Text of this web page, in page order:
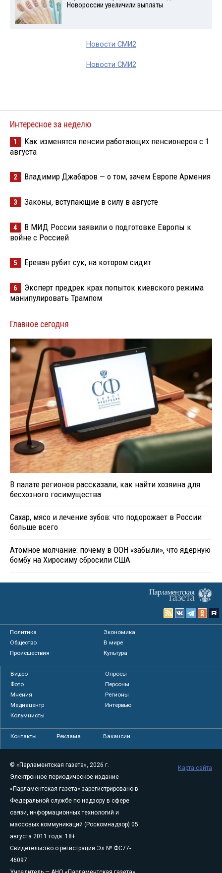
Новороссии увеличили выплаты
Новости СМИ2
Новости СМИ2
Интересное за неделю
1
Как изменятся пенсии работающих пенсионеров с 1
августа
2 Владимир Джабаров — о том, зачем Европе Армения
3 Законы, вступающие в силу в августе
4
В МИД России заявили о подготовке Европы к
войне с Россией
5 Ереван рубит сук, на котором сидит
6
Эксперт предрек крах попыток киевского режима
манипулировать Трампом
Главное сегодня
В палате регионов рассказали, как найти хозяина для
бесхозного госимущества
Сахар, мясо и лечение зубов: что подорожает в России
больше всего
Атомное молчание: почему в ООН «забыли», что ядерную
бомбу на Хиросиму сбросили США
Политика
Экономика
Общество
В мире
Происшествия
Культура
Видео
Опросы
Фото
Персоны
Мнения
Регионы
Медиацентр
Интервью
Колумнисты
Контакты Реклама Вакансии
© «Парламентская газета», 2026 г.
Электронное периодическое издание
«Парламентская газета» зарегистрировано в
Федеральной службе по надзору в сфере
связи, информационных технологий и
массовых коммуникаций (Роскомнадзор) 05
августа 2011 года. 18+
Свидетельство о регистрации Эл № ФС77-
46097
Карта сайта